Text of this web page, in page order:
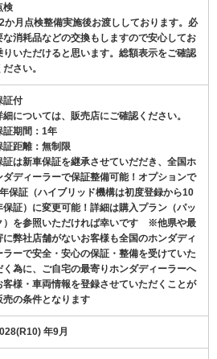
検
か月点検整備実施後お渡ししております。必
な消耗品などの交換もしますので安心してお
りいただけると思います。総額表示をご確認
ださい。
証付
細については、販売店にご確認ください。
証期間：1年
証距離：無制限
証は新車保証を継承させていだだき、全国ホ
ダディーラーで保証整備可能！オプションで
保証（ハイブリッド機構は初度登録から10
保証）に変更可能！詳細は購入プラン（パッ
）を参照いただければ幸いです ※他県や最
に弊社店舗がないお客様も全国のホンダディ
ラーで安全・安心の保証・整備を受けていた
く為に、ご自宅の最寄りホンダディーラーへ
客様・車両情報を登録させていただくことが
売の条件となります
年9月